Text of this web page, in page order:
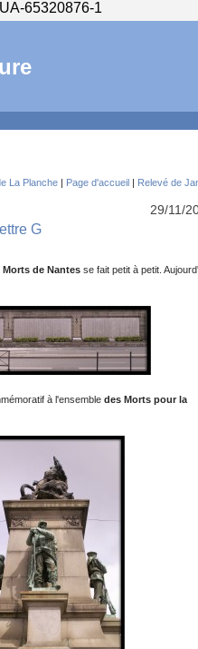
UA-65320876-1
La Planche| Page d'accueil| Relevé de
29/11/
G
de Nantesse fait petit à petit.
à l'ensemble des Morts pour la